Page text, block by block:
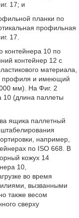
17; и
планки по
профильная
17.
контейнера 10 по
контейнер 12 с
материала,
профиля и имеющий
мм). На Фиг. 2
10 (длина паллеты
ящика паллетный
например,
по ISO 668. В
кожух 14
10,
во время
вызванными
также весом
сверху